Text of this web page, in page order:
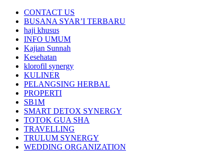
CONTACT US
BUSANA SYAR’I TERBARU
haji khusus
INFO UMUM
Kajian Sunnah
Kesehatan
klorofil synergy
KULINER
PELANGSING HERBAL
PROPERTI
SB1M
SMART DETOX SYNERGY
TOTOK GUA SHA
TRAVELLING
TRULUM SYNERGY
WEDDING ORGANIZATION